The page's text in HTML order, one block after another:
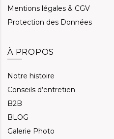
Mentions légales & CGV
Protection des Données
À PROPOS
Notre histoire
Conseils d’entretien
B2B
BLOG
Galerie Photo